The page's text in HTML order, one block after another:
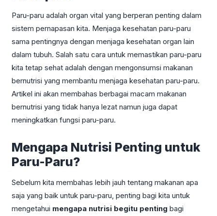
Paru-paru adalah organ vital yang berperan penting dalam
sistem pernapasan kita. Menjaga kesehatan paru-paru
sama pentingnya dengan menjaga kesehatan organ lain
dalam tubuh. Salah satu cara untuk memastikan paru-paru
kita tetap sehat adalah dengan mengonsumsi makanan
bernutrisi yang membantu menjaga kesehatan paru-paru.
Artikel ini akan membahas berbagai macam makanan
bernutrisi yang tidak hanya lezat namun juga dapat
meningkatkan fungsi paru-paru.
Mengapa Nutrisi Penting untuk
Paru-Paru?
Sebelum kita membahas lebih jauh tentang makanan apa
saja yang baik untuk paru-paru, penting bagi kita untuk
mengetahui mengapa nutrisi begitu penting bagi